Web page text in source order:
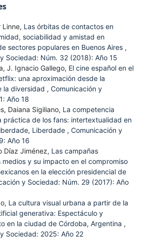
Linne, Las órbitas de contactos en
sociabilidad y amistad en
sectores populares en Buenos Aires ,
Sociedad: Núm. 32 (2018): Año 15
J. Ignacio Gallego, El cine español en el
una aproximación desde la
la diversidad , Comunicación y
Año 18
Daiana Sigiliano, La competencia
práctica de los fans: intertextualidad en
Liberdade , Comunicación y
Año 16
Díaz Jiménez, Las campañas
medios y su impacto en el compromiso
en la elección presidencial de
y Sociedad: Núm. 29 (2017): Año
La cultura visual urbana a partir de la
generativa: Espectáculo y
en la ciudad de Córdoba, Argentina ,
Sociedad: 2025: Año 22